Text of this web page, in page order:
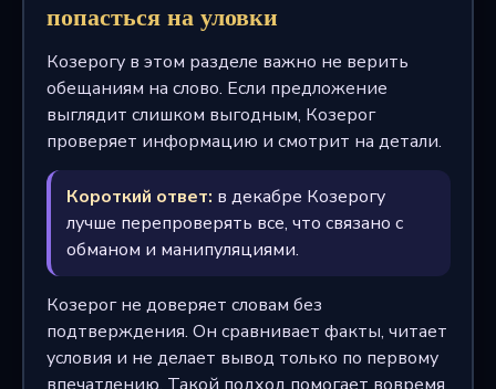
попасться на уловки
Козерогу в этом разделе важно не верить
обещаниям на слово. Если предложение
выглядит слишком выгодным, Козерог
проверяет информацию и смотрит на детали.
Короткий ответ: в декабре Козерогу
лучше перепроверять все, что связано с
обманом и манипуляциями.
Козерог не доверяет словам без
подтверждения. Он сравнивает факты, читает
условия и не делает вывод только по первому
впечатлению. Такой подход помогает вовремя